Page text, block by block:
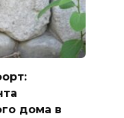
дома в